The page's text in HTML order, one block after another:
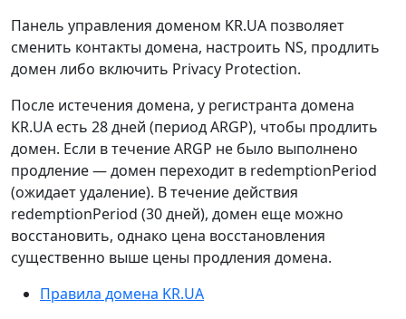
Панель управления доменом KR.UA позволяет
сменить контакты домена, настроить NS, продлить
домен либо включить Privacy Protection.
После истечения домена, у регистранта домена
KR.UA есть 28 дней (период ARGP), чтобы продлить
домен. Если в течение ARGP не было выполнено
продление — домен переходит в redemptionPeriod
(ожидает удаление). В течение действия
redemptionPeriod (30 дней), домен еще можно
восстановить, однако цена восстановления
существенно выше цены продления домена.
Правила домена KR.UA